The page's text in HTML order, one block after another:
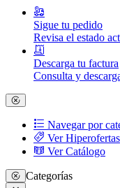
Sigue tu pedido
Revisa el estado
Descarga tu factura
Consulta y
Navegar por
Ver Hiperofertas
Ver Catálogo
Categorías